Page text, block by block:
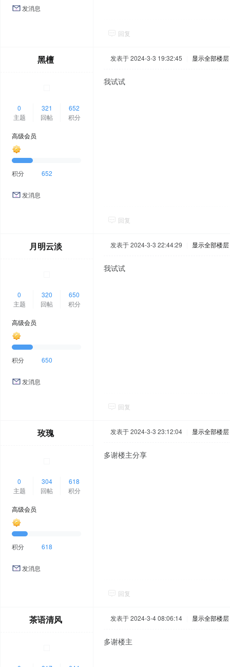
发消息
回复
黑檀
0
主题
321
回帖
652
积分
高级会员
积分 652
发消息
发表于 2024-3-3 19:32:45 显示全部楼层
我试试
回复
月明云淡
0
主题
320
回帖
650
积分
高级会员
积分 650
发消息
发表于 2024-3-3 22:44:29 显示全部楼层
我试试
回复
玫瑰
0
主题
304
回帖
618
积分
高级会员
积分 618
发消息
发表于 2024-3-3 23:12:04 显示全部楼层
多谢楼主分享
回复
茶语清风 发表于 2024-3-4 08:06:14 显示全部楼层
多谢楼主